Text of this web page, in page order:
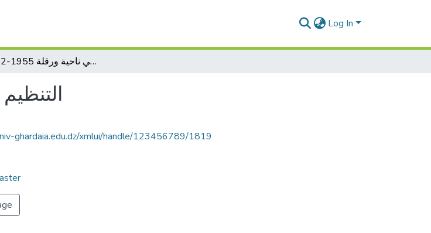
Log In
التنظيم الثوري في ناحية ورقلة 1955-1962
التنظيم
ghardaia.edu.dz/xmlui/handle/123456789/1819